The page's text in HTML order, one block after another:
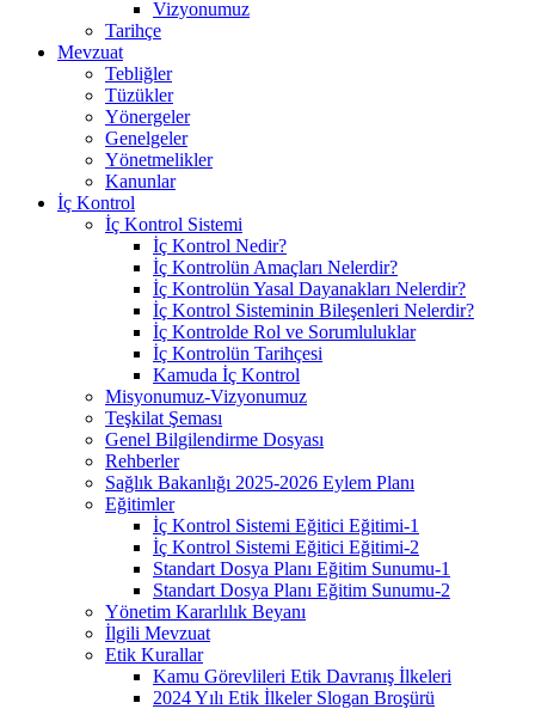
Vizyonumuz
Tarihçe
Mevzuat
Tebliğler
Tüzükler
Yönergeler
Genelgeler
Yönetmelikler
Kanunlar
İç Kontrol
İç Kontrol Sistemi
İç Kontrol Nedir?
İç Kontrolün Amaçları Nelerdir?
İç Kontrolün Yasal Dayanakları Nelerdir?
İç Kontrol Sisteminin Bileşenleri Nelerdir?
İç Kontrolde Rol ve Sorumluluklar
İç Kontrolün Tarihçesi
Kamuda İç Kontrol
Misyonumuz-Vizyonumuz
Teşkilat Şeması
Genel Bilgilendirme Dosyası
Rehberler
Sağlık Bakanlığı 2025-2026 Eylem Planı
Eğitimler
İç Kontrol Sistemi Eğitici Eğitimi-1
İç Kontrol Sistemi Eğitici Eğitimi-2
Standart Dosya Planı Eğitim Sunumu-1
Standart Dosya Planı Eğitim Sunumu-2
Yönetim Kararlılık Beyanı
İlgili Mevzuat
Etik Kurallar
Kamu Görevlileri Etik Davranış İlkeleri
2024 Yılı Etik İlkeler Slogan Broşürü